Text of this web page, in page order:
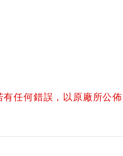
任何錯誤，以原廠所公佈